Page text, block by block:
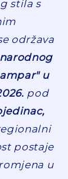
stila s
održava
u
. pod
postaje
u